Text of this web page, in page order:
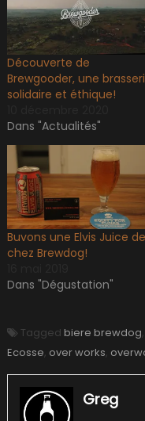
Découverte de
Brewgooder, une
solidaire et éthique!
Dans "Actualités"
Buvons une Elvis Juice de
chez Brewdog!
Dans "Dégustation"
Tagged biere brewdog,
Ecosse, over works,
Greg